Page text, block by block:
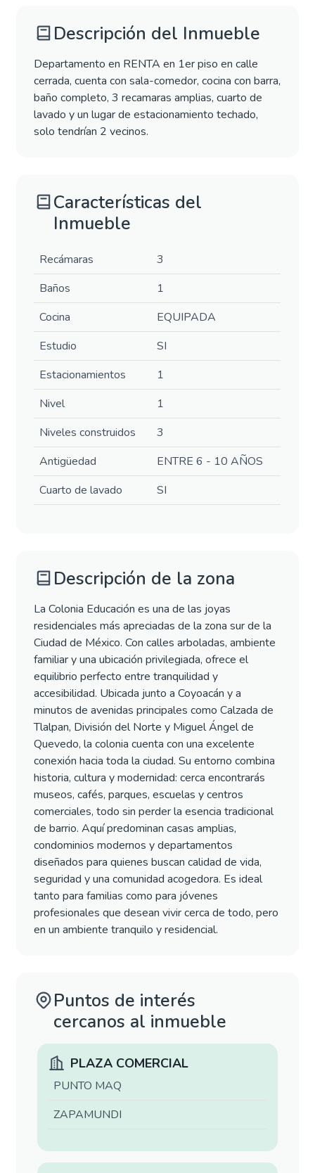
Descripción del Inmueble
Departamento en RENTA en 1er piso en calle
cerrada, cuenta con sala-comedor, cocina con barra,
baño completo, 3 recamaras amplias, cuarto de
lavado y un lugar de estacionamiento techado,
solo tendrían 2 vecinos.
Características del
Inmueble
Recámaras
3
Baños
1
Cocina
EQUIPADA
Estudio
SI
Estacionamientos
1
Nivel
1
Niveles construidos
3
Antigüedad
ENTRE 6 - 10 AÑOS
Cuarto de lavado
SI
Descripción de la zona
La Colonia Educación es una de las joyas
residenciales más apreciadas de la zona sur de la
Ciudad de México. Con calles arboladas, ambiente
familiar y una ubicación privilegiada, ofrece el
equilibrio perfecto entre tranquilidad y
accesibilidad. Ubicada junto a Coyoacán y a
minutos de avenidas principales como Calzada de
Tlalpan, División del Norte y Miguel Ángel de
Quevedo, la colonia cuenta con una excelente
conexión hacia toda la ciudad. Su entorno combina
historia, cultura y modernidad: cerca encontrarás
museos, cafés, parques, escuelas y centros
comerciales, todo sin perder la esencia tradicional
de barrio. Aquí predominan casas amplias,
condominios modernos y departamentos
diseñados para quienes buscan calidad de vida,
seguridad y una comunidad acogedora. Es ideal
tanto para familias como para jóvenes
profesionales que desean vivir cerca de todo, pero
en un ambiente tranquilo y residencial.
Puntos de interés
cercanos al inmueble
PLAZA COMERCIAL
PUNTO MAQ
ZAPAMUNDI